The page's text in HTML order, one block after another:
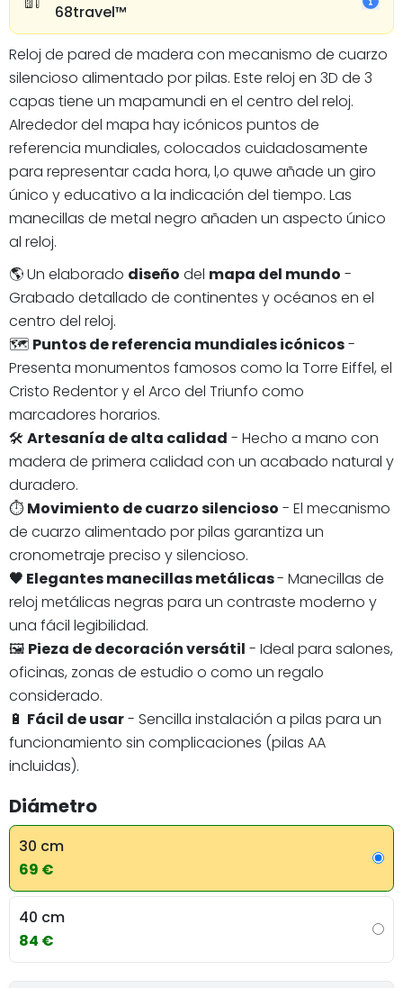
68travel™️
Reloj de pared de madera con mecanismo de cuarzo
silencioso alimentado por pilas. Este reloj en 3D de 3
capas tiene un mapamundi en el centro del reloj.
Alrededor del mapa hay icónicos puntos de
referencia mundiales, colocados cuidadosamente
para representar cada hora, l,o quwe añade un giro
único y educativo a la indicación del tiempo. Las
manecillas de metal negro añaden un aspecto único
al reloj.
🌎 Un elaborado diseño del mapa del mundo -
Grabado detallado de continentes y océanos en el
centro del reloj.
🗺️ Puntos de referencia mundiales icónicos-
Presenta monumentos famosos como la Torre Eiffel, el
Cristo Redentor y el Arco del Triunfo como
marcadores horarios.
🛠️ Artesanía de alta calidad - Hecho a mano con
madera de primera calidad con un acabado natural y
duradero.
⏱️ Movimiento de cuarzo silencioso - El mecanismo
de cuarzo alimentado por pilas garantiza un
cronometraje preciso y silencioso.
🖤 Elegantes manecillas metálicas- Manecillas de
reloj metálicas negras para un contraste moderno y
una fácil legibilidad.
🖼️ Pieza de decoración versátil - Ideal para salones,
oficinas, zonas de estudio o como un regalo
considerado.
🔋 Fácil de usar- Sencilla instalación a pilas para un
funcionamiento sin complicaciones (pilas AA
incluidas).
Diámetro
30 cm
69 €
40 cm
84 €